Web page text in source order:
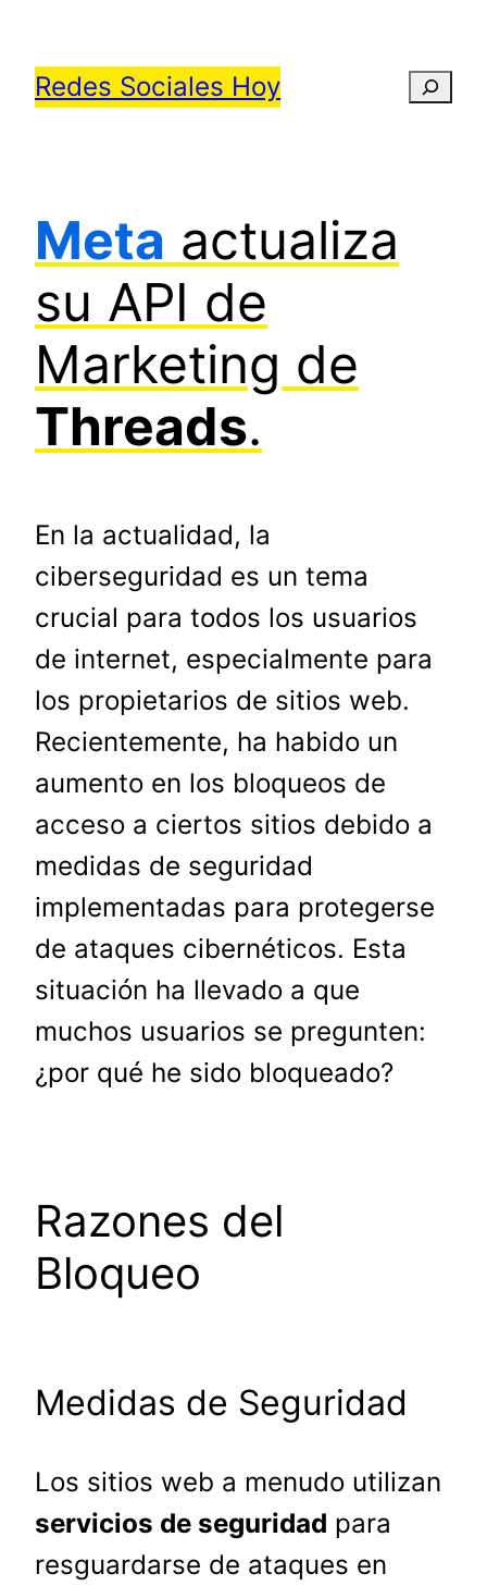
contenido
Redes Sociales Hoy
Meta actualiza
su API de
Marketing de
Threads.
En la actualidad, la
ciberseguridad es un tema
crucial para todos los usuarios
de internet, especialmente para
los propietarios de sitios web.
Recientemente, ha habido un
aumento en los bloqueos de
acceso a ciertos sitios debido a
medidas de seguridad
implementadas para protegerse
de ataques cibernéticos. Esta
situación ha llevado a que
muchos usuarios se pregunten:
¿por qué he sido bloqueado?
Razones del
Bloqueo
Medidas de Seguridad
Los sitios web a menudo utilizan
servicios de seguridad para
resguardarse de ataques en